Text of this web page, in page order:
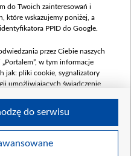
PLN
2025
000,00 PLN
LUTY 2026 (wpłata
370 mln,8
do Twoich zainteresowań i
które wskazujemy poniżej, a
PPID do Google.
przez Ciebie naszych
w tym informacje
jak: pliki cookie, sygnalizatory
umożliwiających świadczenie
przez Ciebie
do serwisu